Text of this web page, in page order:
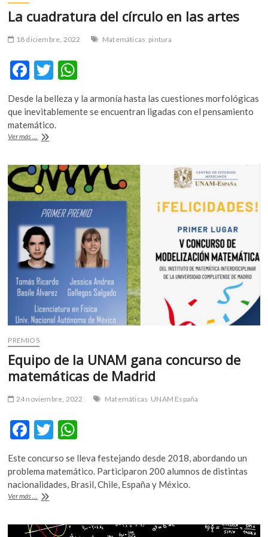
La cuadratura del círculo en las artes
18 diciembre, 2022 Matemáticas pintura
F
ac
e
b
o
o
k
T
w
itt
er
h
at
p
p
Desde la belleza y la armonía hasta las cuestiones morfológicas
que inevitablemente se encuentran ligadas con el pensamiento
matemático.
Ver más ...
La
círculo
en
las
artes
PREMIOS
Equipo de la UNAM gana concurso de
matemáticas de Madrid
24 noviembre, 2022 Matemáticas UNAM España
F
e
b
o
o
T
itt
er
h
at
s
p
Este concurso se lleva festejando desde 2018, abordando un
problema matemático. Participaron 200 alumnos de distintas
nacionalidades, Brasil, Chile, España y México.
Ver más ... Equipo
UNAM